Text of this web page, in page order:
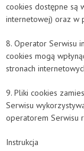
cookies dostępne są
internetowej) oraz w
8. Operator Serwisu
cookies mogą
stronach
9. Pliki cookies
Serwisu
operatorem Serwisu
Instrukcja